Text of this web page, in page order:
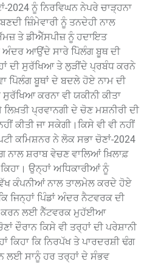
ਨੂੰ ਨਿਰਵਿਘਨ ਨੇਪਰੇ ਚਾੜ੍ਹਨਾ
ਜ਼ਿੰਮੇਵਾਰੀ ਨੂੰ ਤਨਦੇਹੀ ਨਾਲ
ਤੇ ਡੀਐੱਸਪੀਜ਼ ਨੂੰ ਹਦਾਇਤ
ਆਉਂਦੇ ਸਾਰੇ ਪੋਿਲੰਗ ਬੂਥ ਦੀ
ਦੀ ਸੁਰੱਖਿਆ ਤੇ ਲੁੜੀਂਦੇ ਪ੍ਰਬੰਧ ਕਰਨੇ
ਪੋਿਲੰਗ ਬੂਥਾਂ ਦੇ ਬਦਲੇ ਹੋਏ ਨਾਮ ਦੀ
ਕਰਨਾ ਵੀ ਯਕੀਨੀ ਕੀਤਾ
ਲਿਖ਼ਤੀ ਪ੍ਰਵਾਨਗੀ ਦੇ ਚੋਣ ਮਸ਼ਨੀਰੀ ਦੀ
ਕੀਤੀ ਜਾ ਸਕੇਗੀ।ਕਿਸੇ ਵੀ ਵੀ ਨਹੀਂ
ਕਮਿਸ਼ਨਰ ਨੇ ਲੋਕ ਸਭਾ ਚੋਣਾਂ-2024
ਨਾਲ ਸ਼ਰਾਬ ਵੇਚਣ ਵਾਲਿਆਂ ਖ਼ਿਲਾਫ਼
ਉਨ੍ਹਾਂ ਅਧਿਕਾਰੀਆਂ ਨੂੰ
ਕੰਪਨੀਆਂ ਨਾਲ ਤਾਲਮੇਲ ਕਰਦੇ ਹੋਏ
ਜਿਨ੍ਹਾਂ ਪਿੰਡਾਂ ਅੰਦਰ ਨੈਟਵਰਕ ਦੀ
ਕਰਨ ਲਈ ਨੈੱਟਵਰਕ ਮੁਹੱਈਆ
ਦੌਰਾਨ ਕਿਸੇ ਵੀ ਤਰ੍ਹਾਂ ਦੀ ਪਰੇਸ਼ਾਨੀ
ਕਿਹਾ ਕਿ ਨਿਰਪੱਖ ਤੇ ਪਾਰਦਰਸ਼ੀ ਢੰਗ
ਲਈ ਸਾਨੂੰ ਹਰ ਤਰ੍ਹਾਂ ਦੇ ਸੰਭਵ